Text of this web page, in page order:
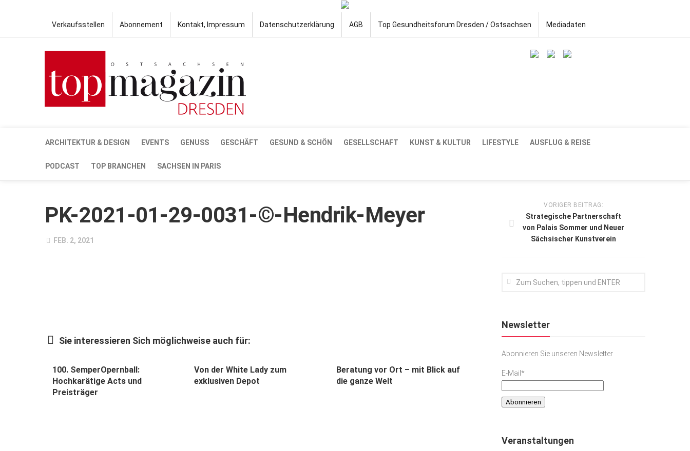
Verkaufsstellen Abonnement Kontakt, Impressum Datenschutzerklärung AGB Top Gesundheitsforum Dresden / Ostsachsen Mediadaten
ARCHITEKTUR & DESIGN EVENTS GENUSS GESCHÄFT GESUND & SCHÖN GESELLSCHAFT KUNST & KULTUR LIFESTYLE AUSFLUG & REISE
PODCAST TOP BRANCHEN SACHSEN IN PARIS
PK-2021-01-29-0031-©-Hendrik-Meyer
FEB. 2, 2021
Sie interessieren Sich möglichweise auch für:
100. SemperOpernball:
Hochkarätige Acts und
Preisträger
Von der White Lady zum
exklusiven Depot
Beratung vor Ort – mit Blick auf
die ganze Welt
VORIGER BEITRAG:
Strategische Partnerschaft
von Palais Sommer und Neuer
Sächsischer Kunstverein
Newsletter
Abonnieren Sie unseren Newsletter
E-Mail*
Veranstaltungen